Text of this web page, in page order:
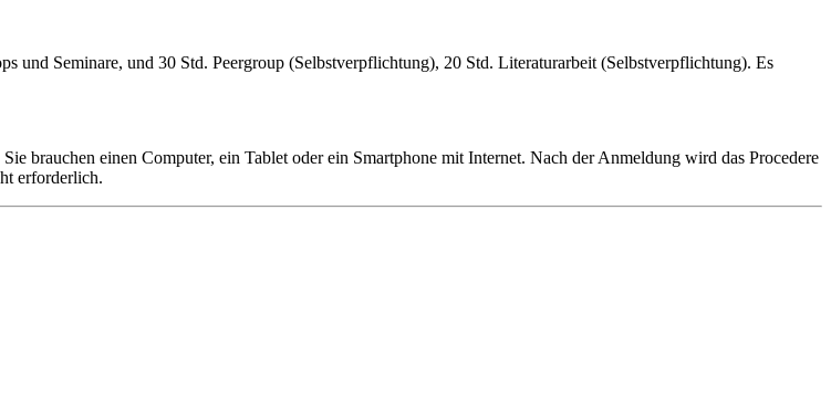
und Seminare, und 30 Std. Peergroup (Selbstverpflichtung), 20 Std. Literaturarbeit (Selbstverpflichtung). Es
brauchen einen Computer, ein Tablet oder ein Smartphone mit Internet. Nach der Anmeldung wird das Procedere
erforderlich.